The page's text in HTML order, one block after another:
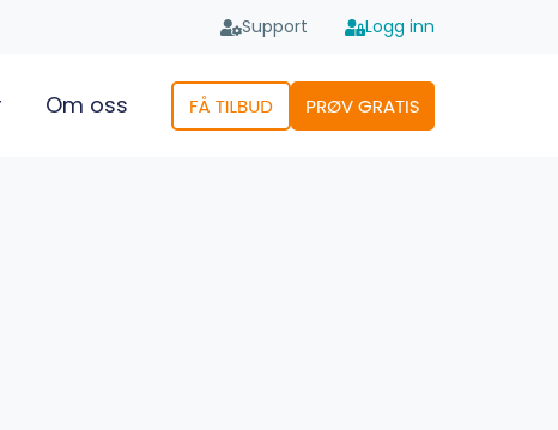
Support Logg inn
Om oss